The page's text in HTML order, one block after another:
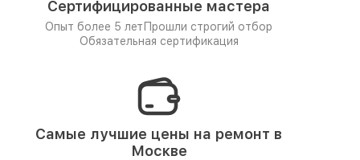
Сертифицированные мастера
Опыт более 5 лет Прошли строгий отбор
Обязательная сертификация
Самые лучшие цены на ремонт в
Москве